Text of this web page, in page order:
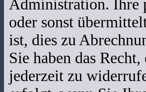
Administration. Ihre
oder sonst
ist, dies zu
Sie haben das
jederzeit zu